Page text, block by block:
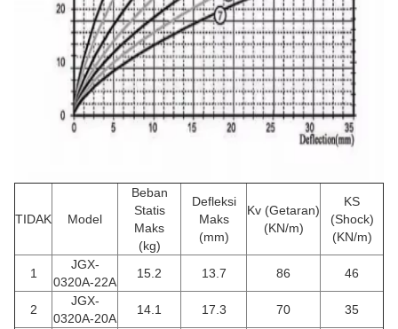
TIDAK Model
Beban
Statis
Maks
(kg)
Defleksi
Maks
(mm)
Kv (Getaran)
(KN/m)
KS
(Shock)
(KN/m)
1
JGX-
0320A-22A
15.2 13.7 86 46
2
JGX-
0320A-20A
14.1 17.3 70 35